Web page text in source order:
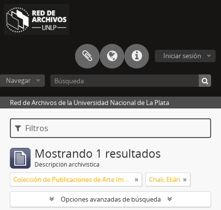
Iniciar sesión
Navegar
Red de Archivos de la Universidad Nacional de La Plata
Filtros
Mostrando 1 resultados
Descripción archivística
Colección de Publicaciones de Arte Impreso Chali, Elián
Opciones avanzadas de búsqueda